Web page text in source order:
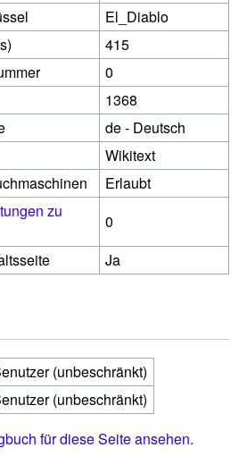
El_Diablo
415
0
1368
de - Deutsch
Wikitext
Erlaubt
zu
0
Ja
(unbeschränkt)
(unbeschränkt)
für diese Seite ansehen.